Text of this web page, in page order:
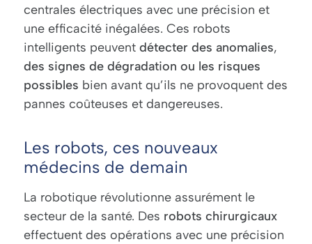
centrales électriques avec une précision et
une efficacité inégalées. Ces robots
intelligents peuvent détecter des anomalies,
des signes de dégradation ou les risques
possibles bien avant qu’ils ne provoquent des
pannes coûteuses et dangereuses.
Les robots, ces nouveaux
médecins de demain
La robotique révolutionne assurément le
secteur de la santé. Des robots chirurgicaux
effectuent des opérations avec une précision